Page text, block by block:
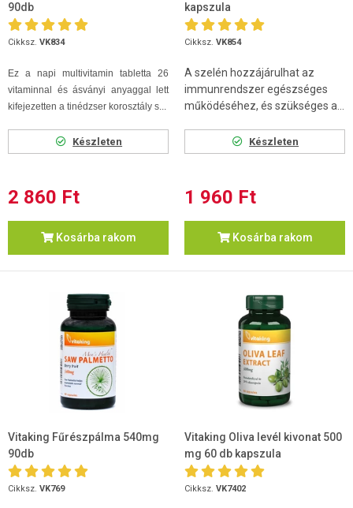
90db
Cikksz. VK834
Ez a napi multivitamin tabletta 26
vitaminnal és ásványi anyaggal lett
kifejezetten a tinédzser korosztály s...
Készleten
2 860 Ft
Kosárba rakom
kapszula
Cikksz. VK854
A szelén hozzájárulhat az
immunrendszer egészséges
működéséhez, és szükséges a...
Készleten
1 960 Ft
Kosárba rakom
Vitaking Fűrészpálma 540mg
90db
Cikksz. VK769
Vitaking Oliva levél kivonat 500
mg 60 db kapszula
Cikksz. VK7402